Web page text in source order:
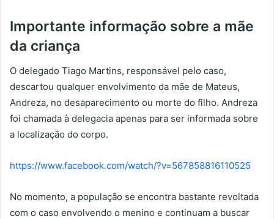
Importante informação sobre a mãe
da criança
O delegado Tiago Martins, responsável pelo caso,
descartou qualquer envolvimento da mãe de Mateus,
Andreza, no desaparecimento ou morte do filho. Andreza
foi chamada à delegacia apenas para ser informada sobre
a localização do corpo.
https://www.facebook.com/watch/?v=567858816110525
No momento, a população se encontra bastante revoltada
com o caso envolvendo o menino e continuam a buscar